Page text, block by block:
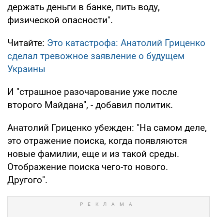
держать деньги в банке, пить воду,
физической опасности".
Читайте: Это катастрофа: Анатолий Гриценко
сделал тревожное заявление о будущем
Украины
И "страшное разочарование уже после
второго Майдана", - добавил политик.
Анатолий Гриценко убежден: "На самом деле,
это отражение поиска, когда появляются
новые фамилии, еще и из такой среды.
Отображение поиска чего-то нового.
Другого".